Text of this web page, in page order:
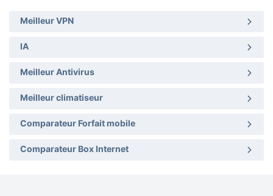
Meilleur VPN
IA
Meilleur Antivirus
Meilleur climatiseur
Comparateur Forfait mobile
Comparateur Box Internet